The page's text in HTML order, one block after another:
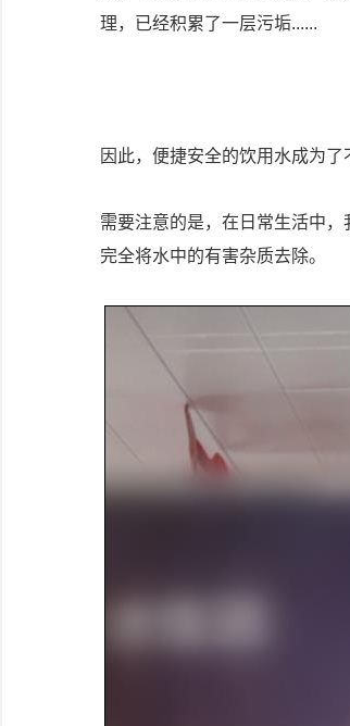
理，已经积累了一层污垢......
因此，便捷安全的饮用水成为了
需要注意的是，在日常生活中
完全将水中的有害杂质去除。